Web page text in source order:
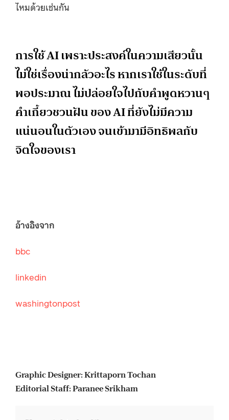
ไหมด้วยเช่นกัน
การใช้ AI เพราะประสงค์ในความเสียวนั้น
ไม่ใช่เรื่องน่ากลัวอะไร หากเราใช้ในระดับที่
พอประมาณ ไม่ปล่อยใจไปกับคำพูดหวานๆ
คำเกี้ยวชวนฝัน ของ AI ที่ยังไม่มีความ
แน่นอนในตัวเอง จนเข้ามามีอิทธิพลกับ
จิตใจของเรา
อ้างอิงจาก
bbc
linkedin
washingtonpost
Graphic Designer: Krittaporn Tochan
Editorial Staff: Paranee Srikham